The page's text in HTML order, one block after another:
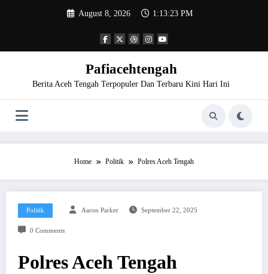
August 8, 2026 1:13:23 PM
Pafiacehtengah
Berita Aceh Tengah Terpopuler Dan Terbaru Kini Hari Ini
Home Politik Polres Aceh Tengah
Politik Aaron Parker September 22, 2025
0 Comments
Polres Aceh Tengah